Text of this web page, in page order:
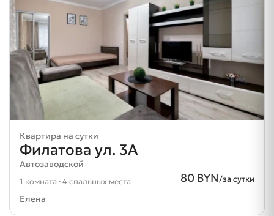
Квартира на сутки
Филатова ул. 3А
Автозаводской
80 BYN/за сутки
1 комната · 4 спальных места
Елена